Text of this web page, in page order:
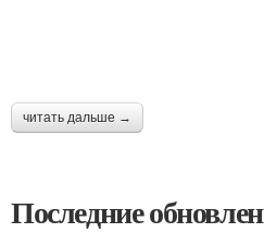
читать дальше →
Последние